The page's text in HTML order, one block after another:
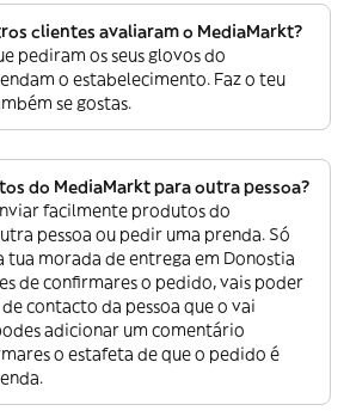
clientes avaliaram o MediaMarkt?
pediram os seus glovos do
o estabelecimento. Faz o teu
se gostas.
do MediaMarkt para outra pessoa?
facilmente produtos do
pessoa ou pedir uma prenda. Só
tua morada de entrega em Donostia
de confirmares o pedido, vais poder
contacto da pessoa que o vai
adicionar um comentário
o estafeta de que o pedido é